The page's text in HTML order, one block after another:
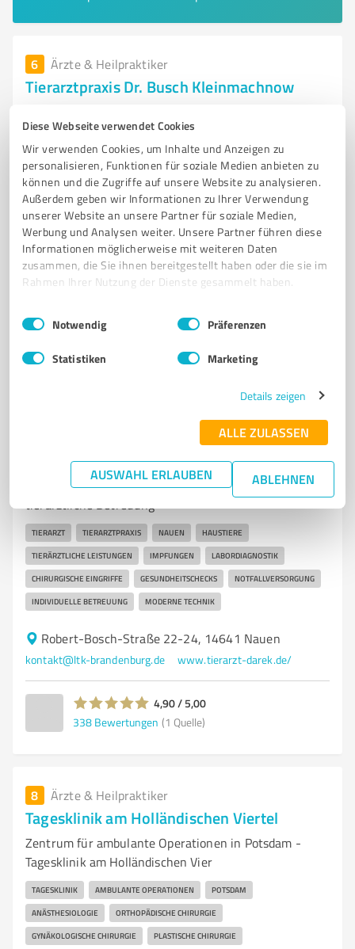
Diese Webseite verwendet Cookies
Wir verwenden Cookies, um Inhalte und Anzeigen zu
personalisieren, Funktionen für soziale Medien anbieten zu
können und die Zugriffe auf unsere Website zu analysieren.
Außerdem geben wir Informationen zu Ihrer Verwendung
unserer Website an unsere Partner für soziale Medien,
Werbung und Analysen weiter. Unsere Partner führen diese
Informationen möglicherweise mit weiteren Daten
zusammen, die Sie ihnen bereitgestellt haben oder die sie im
Rahmen Ihrer Nutzung der Dienste gesammelt haben.
Impressum Datenschutzbestimmungen
Einwilligungsauswahl
Notwendig Präferenzen
Statistiken Marketing
Details zeigen
ALLE ZULASSEN
AUSWAHL ERLAUBEN ABLEHNEN
6 Ärzte & Heilpraktiker
Tierarztpraxis Dr. Busch Kleinmachnow
für Tiergesundheit
TIERMEDIZIN HAUSTIERARZT
TIERGESUNDHEIT ZAHNHEILKUNDE BILDGEBENDE DIAGNOSTIK
LABORUNTERSUCHUNGEN INNERE MEDIZIN CHIRURGIE
TIERARZTPRAXIS TIERBESITZER TIERPFLEGE
Grasweg 43, 14532 Kleinmachnow
info@tierarzt-kleinmachnow.de
179Bewertungen (1 Quelle)
Tierarztpraxis Dariusz Kordas
Tierarztpraxis Dariusz Kordas in Nauen – Umfassende
tierärztliche Betreuung
TIERARZT TIERARZTPRAXIS NAUEN HAUSTIERE
TIERÄRZTLICHE LEISTUNGEN IMPFUNGEN LABORDIAGNOSTIK
CHIRURGISCHE EINGRIFFE GESUNDHEITSCHECKS NOTFALLVERSORGUNG
INDIVIDUELLE BETREUUNG MODERNE TECHNIK
Robert-Bosch-Straße 22-24, 14641 Nauen
kontakt@ltk-brandenburg.de www.tierarzt-darek.de/
4,90 / 5,00
338 Bewertungen (1 Quelle)
8 Ärzte & Heilpraktiker
Tagesklinik am Holländischen Viertel
Zentrum für ambulante Operationen in Potsdam -
Tagesklinik am Holländischen Vier
TAGESKLINIK AMBULANTE OPERATIONEN POTSDAM
ANÄSTHESIOLOGIE ORTHOPÄDISCHE CHIRURGIE
GYNÄKOLOGISCHE CHIRURGIE PLASTISCHE CHIRURGIE